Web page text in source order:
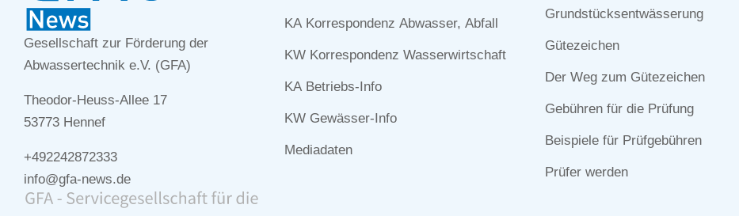
Gesellschaft zur Förderung der
Abwassertechnik e.V. (GFA)
Theodor-Heuss-Allee 17
53773 Hennef
+492242872333
info@gfa-news.de
KA Korrespondenz Abwasser, Abfall
KW Korrespondenz Wasserwirtschaft
KA Betriebs-Info
KW Gewässer-Info
Mediadaten
überspringen
Grundstücksentwässerung
Gütezeichen
Der Weg zum Gütezeichen
Gebühren für die Prüfung
Beispiele für Prüfgebühren
Prüfer werden